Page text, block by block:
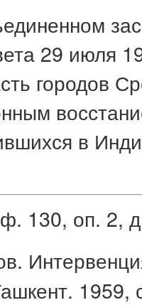
29 июля
городов
в
130, оп. 2,
1959,